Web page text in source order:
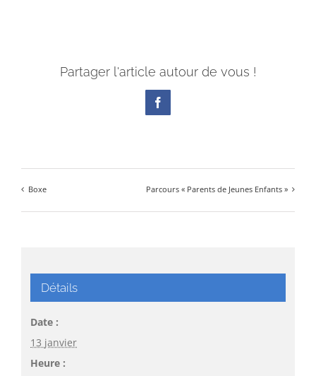
Partager l'article autour de vous !
Facebook
Boxe Parcours « Parents de Jeunes Enfants »
Détails
Date :
13 janvier
Heure :